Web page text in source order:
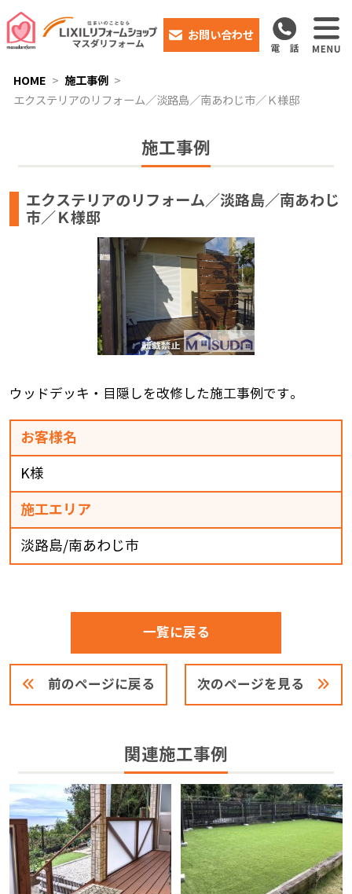
お問い合わせ
HOME
施工事例
エクステリアのリフォーム／淡路島／南あわじ市／Ｋ様邸
施工事例
エクステリアのリフォーム／淡路島／南あわじ
市／Ｋ様邸
ウッドデッキ・目隠しを改修した施工事例です。
お客様名
K様
施工エリア
淡路島/南あわじ市
前のページに戻る
一覧に戻る
次のページを見る
関連施工事例